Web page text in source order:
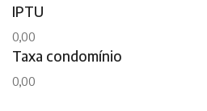
IPTU
0,00
Taxa condomínio
0,00